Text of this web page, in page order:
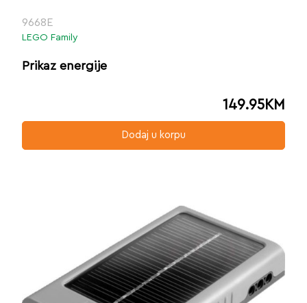
9668E
LEGO Family
Prikaz energije
149.95KM
Dodaj u korpu